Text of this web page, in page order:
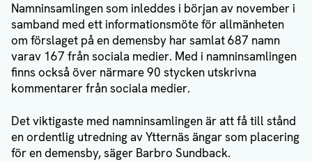
Namninsamlingen som inleddes i början av november i
samband med ett informationsmöte för allmänheten
om förslaget på en demensby har samlat 687 namn
varav 167 från sociala medier. Med i namninsamlingen
finns också över närmare 90 stycken utskrivna
kommentarer från sociala medier.
Det viktigaste med namninsamlingen är att få till stånd
en ordentlig utredning av Ytternäs ängar som placering
för en demensby, säger Barbro Sundback.